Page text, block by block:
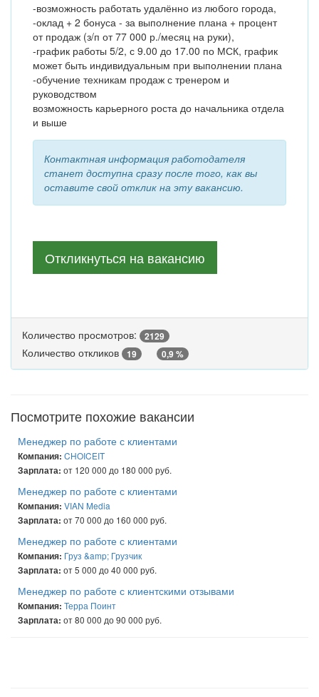
-возможность работать удалённо из любого города,
-оклад + 2 бонуса - за выполнение плана + процент
от продаж (з/п от 77 000 р./месяц на руки),
-график работы 5/2, с 9.00 до 17.00 по МСК, график
может быть индивидуальным при выполнении плана
-обучение техникам продаж с тренером и
руководством
возможность карьерного роста до начальника отдела
и выше
Контактная информация работодателя
станет доступна сразу после того, как вы
оставите свой отклик на эту вакансию.
Откликнуться на вакансию
Количество просмотров: 2129
Количество откликов 19 0,9 %
Посмотрите похожие вакансии
Менеджер по работе с клиентами
Компания: CHOICEIT
Зарплата: от 120 000 до 180 000 руб.
Менеджер по работе с клиентами
Компания: VIAN Media
Зарплата: от 70 000 до 160 000 руб.
Менеджер по работе с клиентами
Компания: Груз &amp; Грузчик
Зарплата: от 5 000 до 40 000 руб.
Менеджер по работе с клиентскими отзывами
Компания: Терра Поинт
Зарплата: от 80 000 до 90 000 руб.